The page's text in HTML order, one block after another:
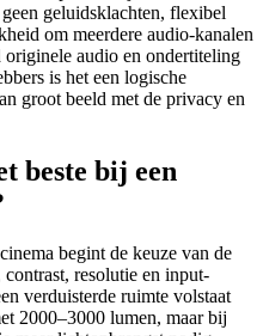
geluidsklachten, flexibel
om meerdere audio‑kanalen
audio en ondertiteling
is het een logische
groot beeld met de privacy en
beste bij een
begint de keuze van de
resolutie en input-
verduisterde ruimte volstaat
2000–3000 lumen, maar bij